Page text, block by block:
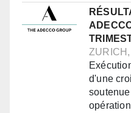
d'une